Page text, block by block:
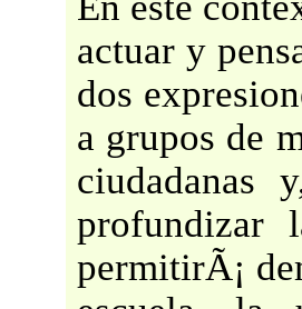
actuar y
dos
a grupos de
ciudadanas
profundizar
permitirÃ¡